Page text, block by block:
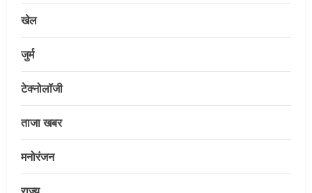
खेल
जुर्म
टेक्नोलॉजी
ताजा खबर
मनोरंजन
2
Uncategorized
इस्पात जनरल अस्पताल का आपातकालीन
August 9, 2026